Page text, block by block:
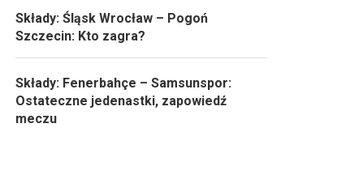
Składy: Śląsk Wrocław – Pogoń
Szczecin: Kto zagra?
Składy: Fenerbahçe – Samsunspor:
Ostateczne jedenastki, zapowiedź
meczu